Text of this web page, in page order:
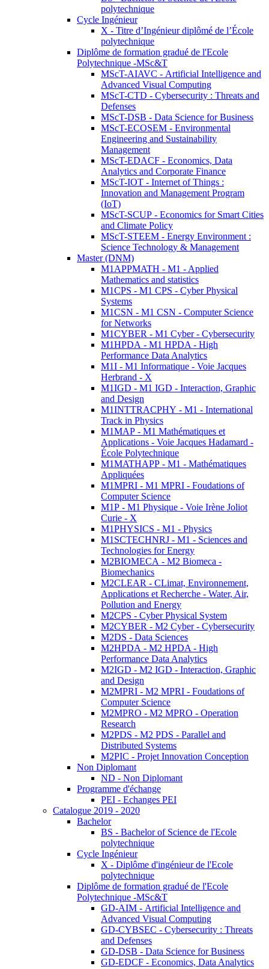
polytechnique
Cycle Ingénieur
X - Titre d’Ingénieur diplômé de l’École
polytechnique
Diplôme de formation gradué de l'Ecole
Polytechnique -MSc&T
MScT-AIAVC - Artificial Intelligence and
Advanced Visual Computing
MScT-CTD - Cybersecurity : Threats and
Defenses
MScT-DSB - Data Science for Business
MScT-ECOSEM - Environmental
Engineering and Sustainability
Management
MScT-EDACF - Economics, Data
Analytics and Corporate Finance
MScT-IOT - Internet of Things :
Innovation and Management Program
(IoT)
MScT-SCUP - Economics for Smart Cities
and Climate Policy
MScT-STEEM - Energy Environment :
Science Technology & Management
Master (DNM)
M1APPMATH - M1 - Applied
Mathematics and statistics
M1CPS - M1 CPS - Cyber Physical
Systems
M1CSN - M1 CSN - Computer Science
for Networks
M1CYBER - M1 Cyber - Cybersecurity
M1HPDA - M1 HPDA - High
Performance Data Analytics
M1I - M1 Informatique - Voie Jacques
Herbrand - X
M1IGD - M1 IGD - Interaction, Graphic
and Design
M1INTTRACPHY - M1 - International
Track in Physics
M1MAP - M1 Mathématiques et
Applications - Voie Jacques Hadamard -
École Polytechnique
M1MATHAPP - M1 - Mathématiques
Appliquées
M1MPRI - M1 MPRI - Foudations of
Computer Science
M1P - M1 Physique - Voie Irène Joliot
Curie - X
M1PHYSICS - M1 - Physics
M1SCTECHNRJ - M1 - Sciences and
Technologies for Energy
M2BIOMECA - M2 Biomeca -
Biomechanics
M2CLEAR - CLimat, Environnement,
Applications et Recherche - Water, Air,
Pollution and Energy
M2CPS - Cyber Physical System
M2CYBER - M2 Cyber - Cybersecurity
M2DS - Data Sciences
M2HPDA - M2 HPDA - High
Performance Data Analytics
M2IGD - M2 IGD - Interaction, Graphic
and Design
M2MPRI - M2 MPRI - Foudations of
Computer Science
M2MPRO - M2 MPRO - Operation
Research
M2PDS - M2 PDS - Parallel and
Distributed Systems
M2PIC - Projet Innovation Conception
Non Diplomant
ND - Non Diplomant
Programme d'échange
PEI - Echanges PEI
Catalogue 2019 - 2020
Bachelor
BS - Bachelor of Science de l'Ecole
polytechnique
Cycle Ingénieur
X - Diplôme d'ingénieur de l'Ecole
polytechnique
Diplôme de formation gradué de l'Ecole
Polytechnique -MSc&T
GD-AIM - Artificial Intelligence and
Advanced Visual Computing
GD-CYBSEC - Cybersecurity : Threats
and Defenses
GD-DSB - Data Science for Business
GD-EDCF - Economics, Data Analytics